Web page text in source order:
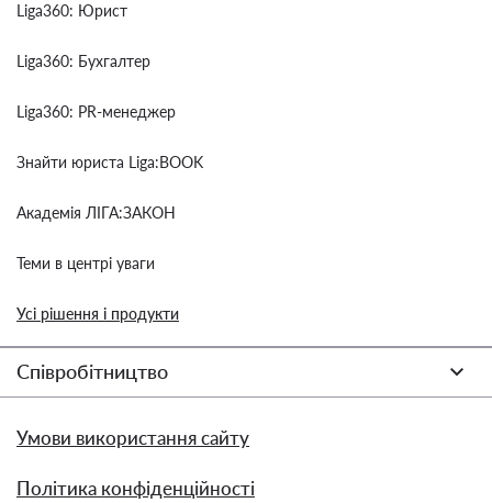
Liga360: Юрист
Liga360: Бухгалтер
Liga360: PR-менеджер
Знайти юриста Liga:BOOK
Академія ЛІГА:ЗАКОН
Теми в центрі уваги
Усі рішення і продукти
Співробітництво
Умови використання сайту
Політика конфіденційності